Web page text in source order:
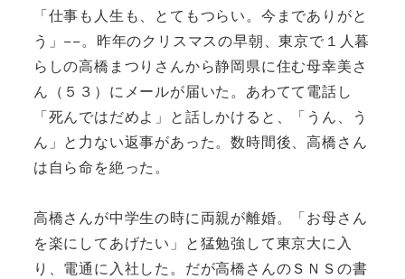
「仕事も人生も、とてもつらい。今までありがと
う」−−。昨年のクリスマスの早朝、東京で１人暮
らしの高橋まつりさんから静岡県に住む母幸美さ
ん（５３）にメールが届いた。あわてて電話し
「死んではだめよ」と話しかけると、「うん、う
ん」と力ない返事があった。数時間後、高橋さん
は自ら命を絶った。
高橋さんが中学生の時に両親が離婚。「お母さん
を楽にしてあげたい」と猛勉強して東京大に入
り、電通に入社した。だが高橋さんのＳＮＳの書